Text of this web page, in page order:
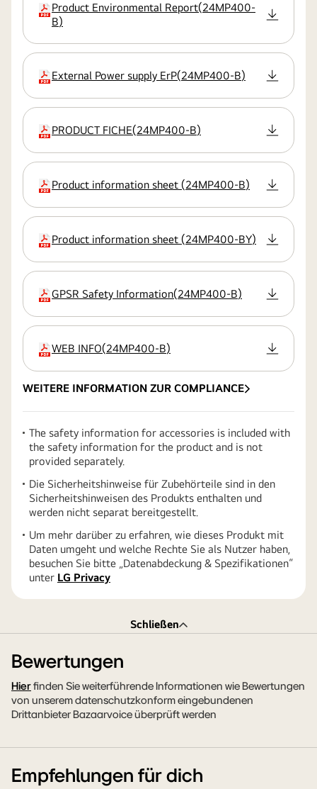
Erweiterung
Product Environmental Report(24MP400-
B)
Erweiterung
External Power supply ErP(24MP400-B)
Erweiterung
PRODUCT FICHE(24MP400-B)
Erweiterung
Product information sheet (24MP400-B)
Erweiterung
Product information sheet (24MP400-BY)
Erweiterung
GPSR Safety Information(24MP400-B)
Erweiterung
WEB INFO(24MP400-B)
WEITERE INFORMATION ZUR COMPLIANCE
The safety information for accessories is included with
the safety information for the product and is not
provided separately.
Die Sicherheitshinweise für Zubehörteile sind in den
Sicherheitshinweisen des Produkts enthalten und
werden nicht separat bereitgestellt.
Um mehr darüber zu erfahren, wie dieses Produkt mit
Daten umgeht und welche Rechte Sie als Nutzer haben,
besuchen Sie bitte „Datenabdeckung & Spezifikationen“
unter LG Privacy
Schließen
Bewertungen
Hierfinden Sie weiterführende Informationen wie Bewertungen
von unserem datenschutzkonform eingebundenen
Drittanbieter Bazaarvoice überprüft werden
Empfehlungen für dich